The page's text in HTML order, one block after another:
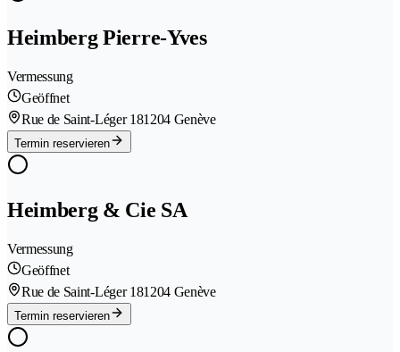
Heimberg Pierre-Yves
Vermessung
Geöffnet
Rue de Saint-Léger 181204 Genève
Termin reservieren
Heimberg & Cie SA
Vermessung
Geöffnet
Rue de Saint-Léger 181204 Genève
Termin reservieren